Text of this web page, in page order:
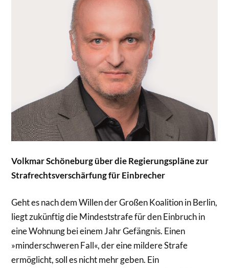
Volkmar Schöneburg über die Regierungspläne zur
Strafrechtsverschärfung für Einbrecher
Geht es nach dem Willen der Großen Koalition in Berlin,
liegt zukünftig die Mindeststrafe für den Einbruch in
eine Wohnung bei einem Jahr Gefängnis. Einen
»minderschweren Fall«, der eine mildere Strafe
ermöglicht, soll es nicht mehr geben. Ein